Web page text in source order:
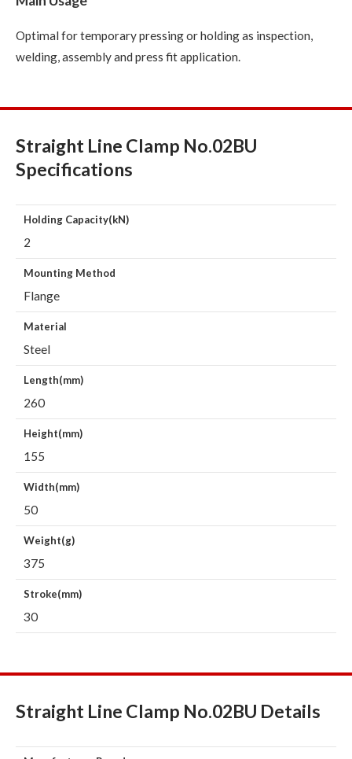
Optimal for temporary pressing or holding as inspection,
welding, assembly and press fit application.
Straight Line Clamp No.02BU
Specifications
Holding Capacity(kN)
2
Mounting Method
Flange
Material
Steel
Length(mm)
260
Height(mm)
155
Width(mm)
50
Weight(g)
375
Stroke(mm)
30
Straight Line Clamp No.02BU Details